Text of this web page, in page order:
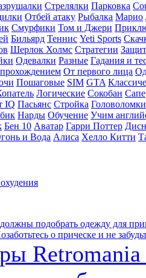
Стрелялки Парковка
Отбей атаку Рыбалка Марио
Смурфики Том и Джери
Бильярд Теннис Yeti Sports
Шерлок Холмс Стратегии
Одевалки Разные Гадания и
От первого лица
Пошаговые SIM GTA
Логические Сокобан
IQ Пасьянс Стройка Головоломки
Нарды Обучение Учим
Бен 10 Аватар Гарри Поттер
и Вода Алиса Хелло Китти